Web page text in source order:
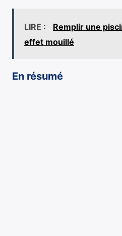
LIRE :
Remplir une
effet mouillé
En résumé